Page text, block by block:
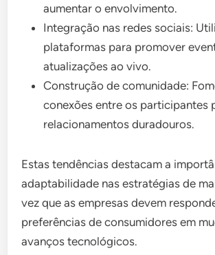
aumentar o envolvimento.
Integração nas redes sociais:
plataformas para promover
atualizações ao vivo.
Construção de comunidade:
conexões entre os participantes
relacionamentos duradouros.
Estas tendências destacam a
adaptabilidade nas estratégias de
vez que as empresas devem
preferências de consumidores em
avanços tecnológicos.